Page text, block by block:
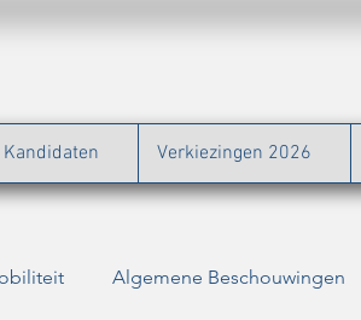
Kandidaten Verkiezingen 2026
Algemene Beschouwingen